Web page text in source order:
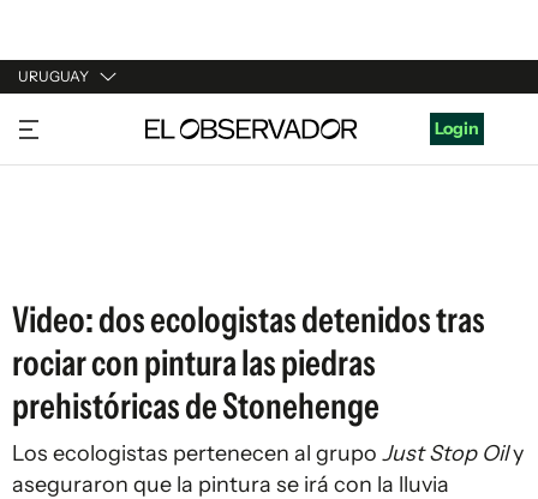
URUGUAY
URUGUAY
ARGENTINA
Login
Video: dos ecologistas detenidos tras
rociar con pintura las piedras
prehistóricas de Stonehenge
Los ecologistas pertenecen al grupo Just Stop Oily
aseguraron que la pintura se irá con la lluvia